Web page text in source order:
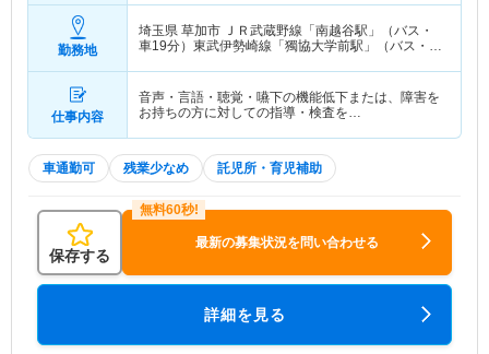
勤務地
埼玉県 草加市 ＪＲ武蔵野線「南越谷駅」（バス・
車19分）東武伊勢崎線「獨協大学前駅」（バス・車
仕事内容
音声・言語・聴覚・嚥下の機能低下または、障害を
お持ちの方に対しての指導・検査を…
車通勤可 残業少なめ 託児所・育児補助
保存する
最新の募集状況を問い合わせる
詳細を見る